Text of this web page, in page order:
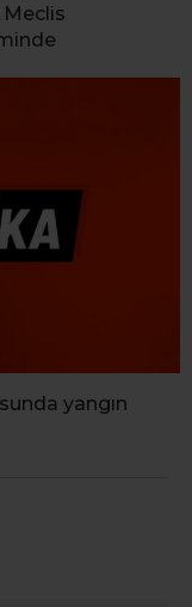
yangın